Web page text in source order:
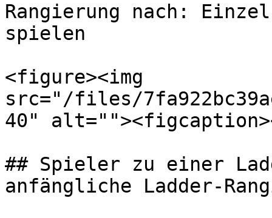
Rangierung nach:
spielen
<figure><img
src="/files/
40"
## Spieler zu einer
anfängliche Ladder-